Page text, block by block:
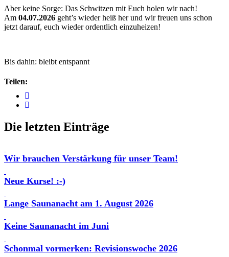
Aber keine Sorge: Das Schwitzen mit Euch holen wir nach!
Am 04.07.2026 geht’s wieder heiß her und wir freuen uns schon
jetzt darauf, euch wieder ordentlich einzuheizen!
Bis dahin: bleibt entspannt
Teilen:
Die letzten Einträge
Wir brauchen Verstärkung für unser Team!
Neue Kurse! :-)
Lange Saunanacht am 1. August 2026
Keine Saunanacht im Juni
Schonmal vormerken: Revisionswoche 2026